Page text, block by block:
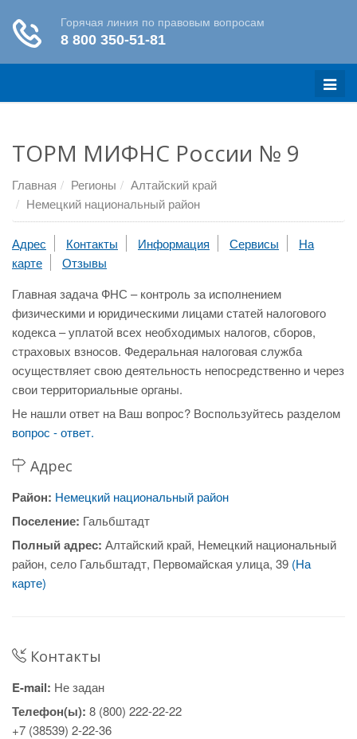
Меню
ТОРМ МИФНС России № 9
Главная Регионы
Алтайский край
Немецкий национальный район
Адрес Контакты Информация Сервисы
На
карте
Отзывы
Главная задача ФНС – контроль за исполнением
физическими и юридическими лицами статей налогового
кодекса – уплатой всех необходимых налогов, сборов,
страховых взносов. Федеральная налоговая служба
осуществляет свою деятельность непосредственно и через
свои территориальные органы.
Не нашли ответ на Ваш вопрос? Воспользуйтесь разделом
вопрос - ответ.
Адрес
Район: Немецкий национальный район
Поселение: Гальбштадт
Полный адрес: Алтайский край, Немецкий национальный
район, село Гальбштадт, Первомайская улица, 39 (На
карте)
Контакты
E-mail: Не задан
Телефон(ы): 8 (800) 222-22-22
+7 (38539) 2-22-36